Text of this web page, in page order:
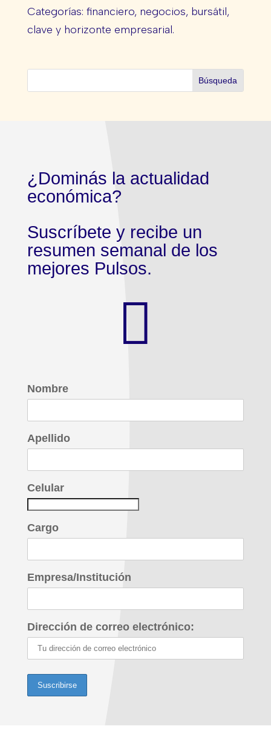
Categorías: financiero, negocios, bursátil,
clave y horizonte empresarial.
¿Dominás la actualidad
económica?
Suscríbete y recibe un
resumen semanal de los
mejores Pulsos.

Nombre
Apellido
Celular
Cargo
Empresa/Institución
Dirección de correo electrónico: